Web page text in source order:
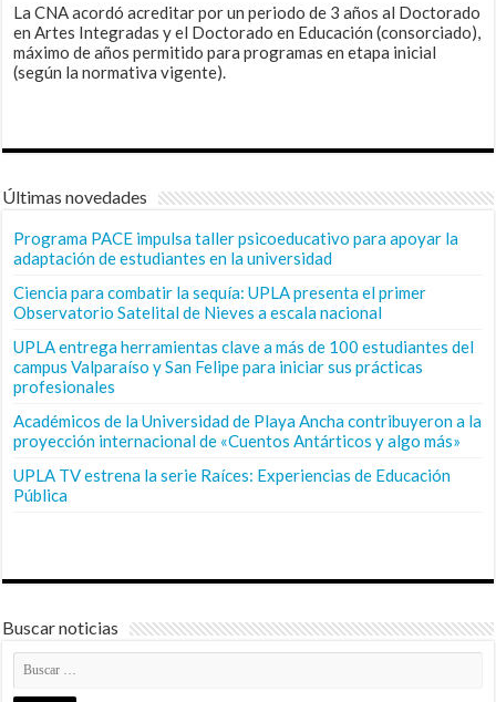
La CNA acordó acreditar por un periodo de 3 años al Doctorado
en Artes Integradas y el Doctorado en Educación (consorciado),
máximo de años permitido para programas en etapa inicial
(según la normativa vigente).
Últimas novedades
Programa PACE impulsa taller psicoeducativo para apoyar la
adaptación de estudiantes en la universidad
Ciencia para combatir la sequía: UPLA presenta el primer
Observatorio Satelital de Nieves a escala nacional
UPLA entrega herramientas clave a más de 100 estudiantes del
campus Valparaíso y San Felipe para iniciar sus prácticas
profesionales
Académicos de la Universidad de Playa Ancha contribuyeron a la
proyección internacional de «Cuentos Antárticos y algo más»
UPLA TV estrena la serie Raíces: Experiencias de Educación
Pública
Buscar noticias